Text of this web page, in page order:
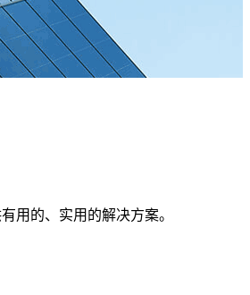
用的、实用的解决方案。